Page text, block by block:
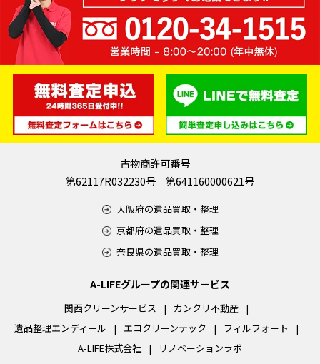
古物商許可番号
第62117R032230号 第641160000621号
大阪府の遺品買取・整理
京都府の遺品買取・整理
奈良県の遺品買取・整理
A-LIFEグループの関連サービス
関西クリーンサービス
カンクリ不動産
遺品整理エンディール
エコクリーンテック
フィルフォート
A-LIFE株式会社
リノベーションラボ